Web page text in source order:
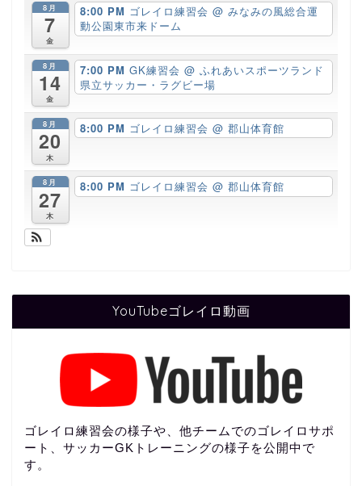
8月
7
金
8:00 PM ゴレイロ練習会 @ みなみの風総合運
動公園東市来ドーム
8月
14
金
7:00 PM GK練習会 @ ふれあいスポーツランド
県立サッカー・ラグビー場
8月
20
木
8:00 PM ゴレイロ練習会 @ 郡山体育館
8月
27
木
8:00 PM ゴレイロ練習会 @ 郡山体育館
YouTubeゴレイロ動画
ゴレイロ練習会の様子や、他チームでのゴレイロサポ
ート、サッカーGKトレーニングの様子を公開中で
す。